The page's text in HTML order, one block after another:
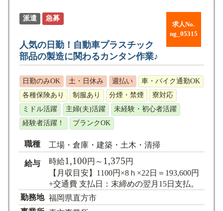
会社概要
ブログ
求人検索
求人No.
ng_05315
派遣 急募
人気の日勤！⾃動⾞プラスチック
部品の製造に関わるカンタン作業♪
日勤のみOK 土・日休み 週払い
車・バイク通勤OK
各種保険あり
制服あり 分煙・禁煙
寮対応
ミドル活躍
主婦(夫)活躍
未経験・初心者活躍
経験者活躍！
ブランクOK
職種 工場・倉庫・建築・土木・清掃
給与 時給1,100円～ 1,375円
【月収目安】1100円×8ｈ×22日＝193,600円
+交通費 支払日：末締めの翌月15日支払。
勤務地 福岡県直方市